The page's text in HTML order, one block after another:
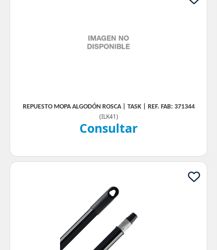
REPUESTO MOPA ALGODÓN ROSCA | TASK | REF. FAB: 371344
(ILK41)
Consultar